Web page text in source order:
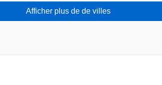
Afficher plus de de villes